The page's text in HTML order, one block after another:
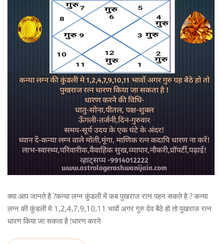
क्या आप जानते है ?कन्या लग्न कुंडली में कब पुखराज रत्न पहन सकते है ? कन्या
लग्न की कुंडली मे 1,2,4,7,9,10,11 भावों अगर गुरु देव बैठे हो तो पुखराज रत्न
धारण किया जा सकता है !धारण करने